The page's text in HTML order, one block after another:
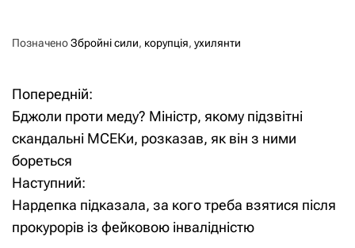
ПозначеноЗбройні сили, корупція, ухилянти
Н
а
в
і
г
Попередній:
Бджоли проти меду? Міністр, якому підзвітні
скандальні МСЕКи, розказав, як він з ними
бореться
Наступний:
Нардепка підказала, за кого треба взятися після
прокурорів із фейковою інвалідністю